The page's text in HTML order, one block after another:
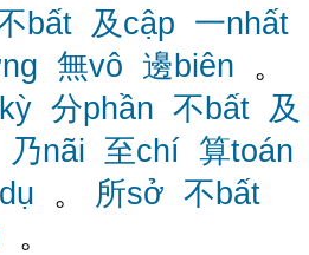
bất 及cập 一nhất
無vô 邊biên 。
分phần 不bất 及
乃nãi 至chí 算toán
。 所sở 不bất
。